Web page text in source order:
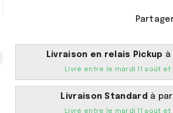
Livraison en relais Pickup à
Livré entre le mardi 11 août et
Livraison Standard à
Livré entre le mardi 11 août et